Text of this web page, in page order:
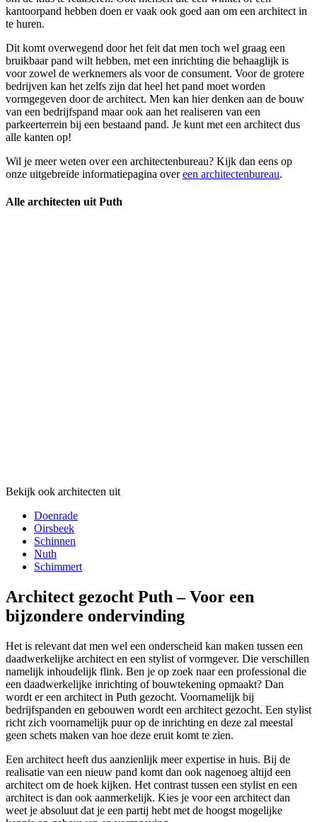
kantoorpand hebben doen er vaak ook goed aan om een architect in
te huren.
Dit komt overwegend door het feit dat men toch wel graag een
bruikbaar pand wilt hebben, met een inrichting die behaaglijk is
voor zowel de werknemers als voor de consument. Voor de grotere
bedrijven kan het zelfs zijn dat heel het pand moet worden
vormgegeven door de architect. Men kan hier denken aan de bouw
van een bedrijfspand maar ook aan het realiseren van een
parkeerterrein bij een bestaand pand. Je kunt met een architect dus
alle kanten op!
Wil je meer weten over een architectenbureau? Kijk dan eens op
onze uitgebreide informatiepagina overeen architectenbureau.
Alle architecten uit Puth
Bekijk ook architecten uit
Doenrade
Oirsbeek
Schinnen
Nuth
Schimmert
Architect gezocht Puth – Voor een
bijzondere ondervinding
Het is relevant dat men wel een onderscheid kan maken tussen een
daadwerkelijke architect en een stylist of vormgever. Die verschillen
namelijk inhoudelijk flink. Ben je op zoek naar een professional die
een daadwerkelijke inrichting of bouwtekening opmaakt? Dan
wordt er een architect in Puth gezocht. Voornamelijk bij
bedrijfspanden en gebouwen wordt een architect gezocht. Een stylist
richt zich voornamelijk puur op de inrichting en deze zal meestal
geen schets maken van hoe deze eruit komt te zien.
Een architect heeft dus aanzienlijk meer expertise in huis. Bij de
realisatie van een nieuw pand komt dan ook nagenoeg altijd een
architect om de hoek kijken. Het contrast tussen een stylist en een
architect is dan ook aanmerkelijk. Kies je voor een architect dan
weet je absoluut dat je een partij hebt met de hoogst mogelijke